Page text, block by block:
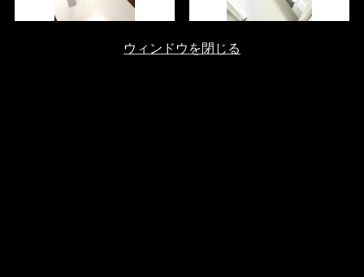
ウィンドウを閉じる